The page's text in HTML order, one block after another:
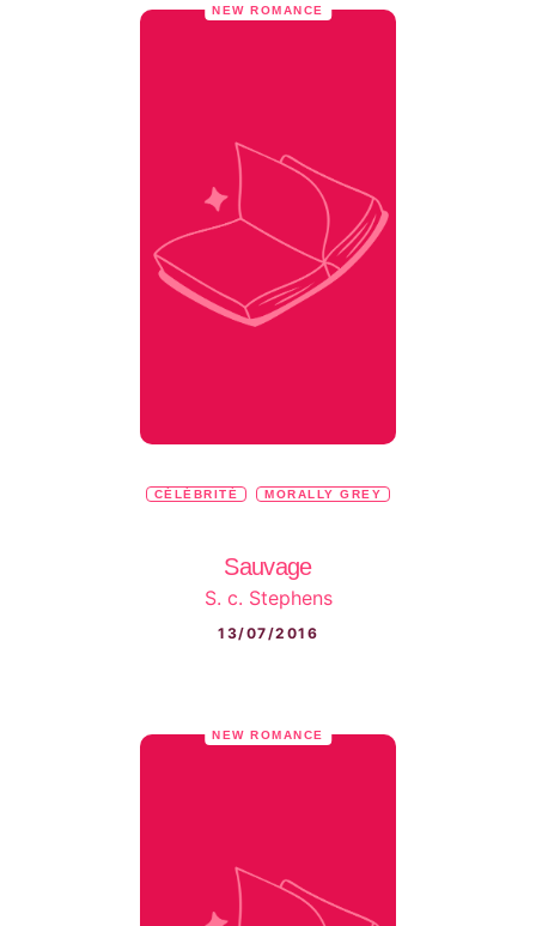
NEW ROMANCE
CÉLÉBRITÉ MORALLY GREY
Sauvage
S. c. Stephens
13/07/2016
NEW ROMANCE